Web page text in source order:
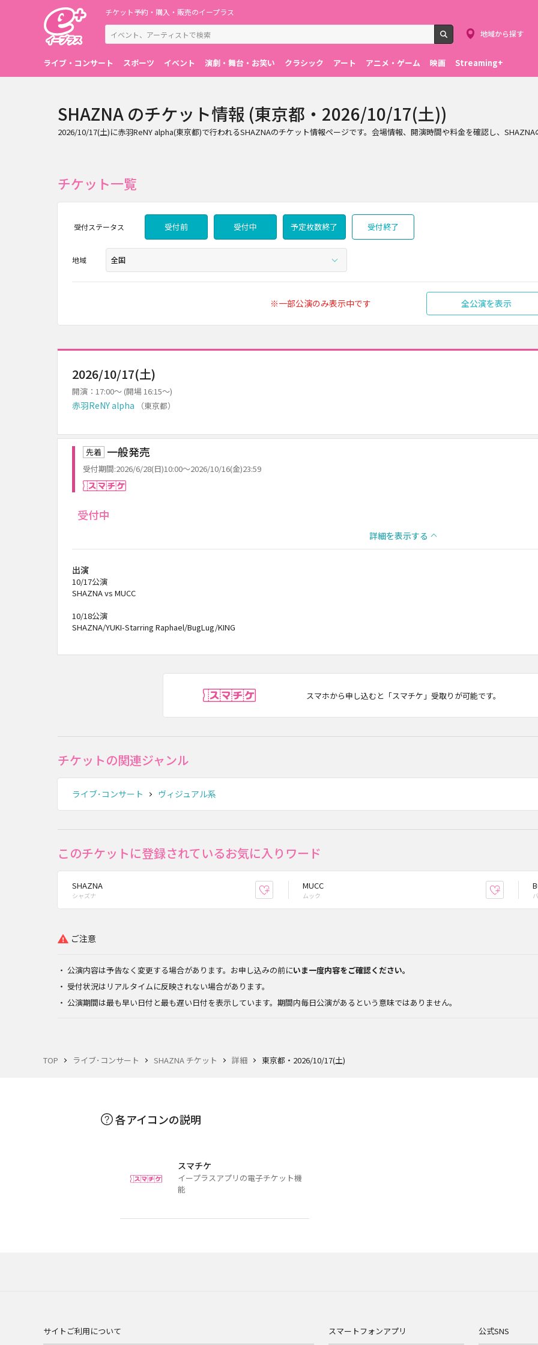
チケット予約・購入・販売のイープラス
検索
地域から探す
ライブ・コンサート スポーツ イベント 演劇・舞台・お笑い クラシック アート アニメ・ゲーム 映画 Streaming+
TOP ライブ･コンサート SHAZNA チケット 詳細 東京都・2026/10/17(土)
SHAZNA のチケット情報 (東京都・2026/10/17(土))
2026/10/17(土)に赤羽ReNY alpha(東京都)で行われるSHAZNAのチケット情報ページです。会場情報、開演時間や料金を確認し、
チケット一覧
受付ステータス 受付前 受付中 予定枚数終了 受付終了
地域
※一部公演のみ表示中です 全公演を表示
2026/10/17(土)
開演：17:00～ (開場 16:15～)
赤羽ReNY alpha （東京都）
先着 一般発売
受付期間:2026/6/28(日)10:00～2026/10/16(金)23:59
受付中
詳細を表示する
出演
10/17公演
SHAZNA vs MUCC
10/18公演
SHAZNA/YUKI-Starring Raphael/BugLug/KING
スマホから申し込むと「スマチケ」受取りが可能です。
チケットの関連ジャンル
ライブ･コンサート ヴィジュアル系
このチケットに登録されているお気に入りワード
SHAZNA
シャズナ お気に入り登録
MUCC
ムック お気に
ご注意
公演内容は予告なく変更する場合があります。お申し込みの前にいま一度内容をご確認ください。
受付状況はリアルタイムに反映されない場合があります。
公演期間は最も早い日付と最も遅い日付を表示しています。期間内毎日公演があるという意味ではありません。
各アイコンの説明
スマチケ
イープラスアプリの電子チケット機
能
サイトご利用について スマートフォンアプリ 公式SNS